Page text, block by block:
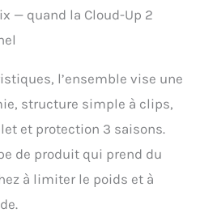
— quand la Cloud-Up 2
l’ensemble vise une
structure simple à clips,
et protection 3 saisons.
de produit qui prend du
à limiter le poids et à